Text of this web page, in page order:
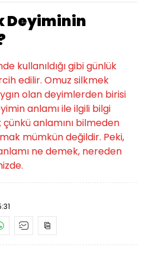
Deyiminin
kullanıldığı gibi günlük
edilir. Omuz silkmek
olan deyimlerden birisi
anlamı ile ilgili bilgi
anlamını bilmeden
mümkün değildir. Peki,
ne demek, nereden